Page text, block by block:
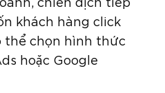
khách hàng click
thể chọn hình thức
hoặc Google